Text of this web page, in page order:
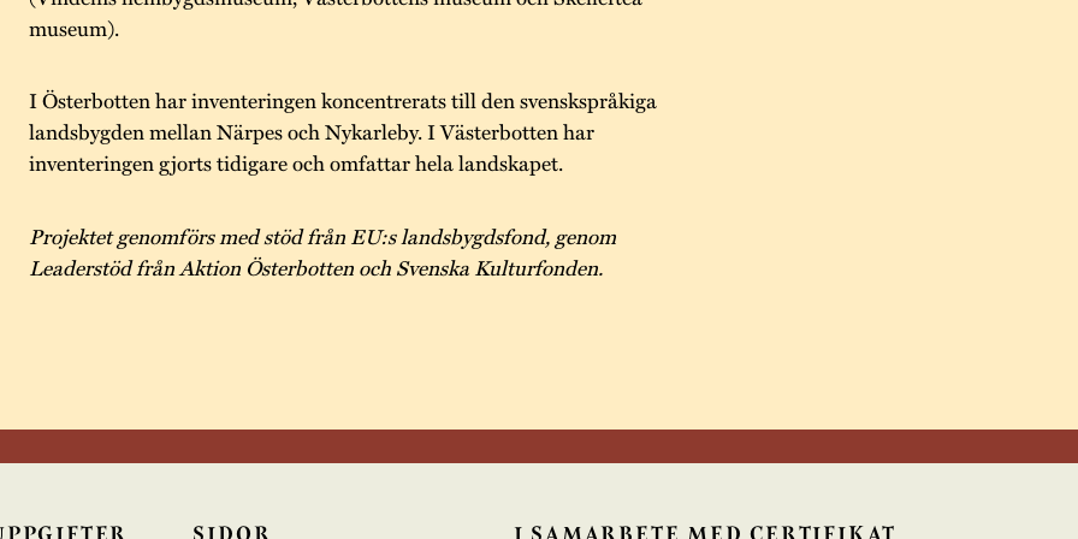
museum).
I Österbotten har inventeringen koncentrerats till den svenskspråkiga
landsbygden mellan Närpes och Nykarleby. I Västerbotten har
inventeringen gjorts tidigare och omfattar hela landskapet.
Projektet genomförs med stöd från EU:s landsbygdsfond, genom
Leaderstöd från Aktion Österbotten och Svenska Kulturfonden.